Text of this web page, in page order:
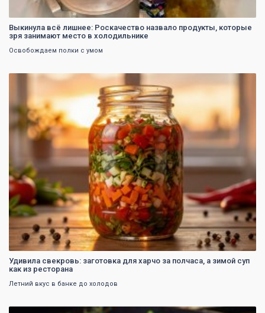
Выкинула всё лишнее: Роскачество назвало продукты, которые
зря занимают место в холодильнике
Освобождаем полки с умом
Удивила свекровь: заготовка для харчо за полчаса, а зимой суп
как из ресторана
Летний вкус в банке до холодов